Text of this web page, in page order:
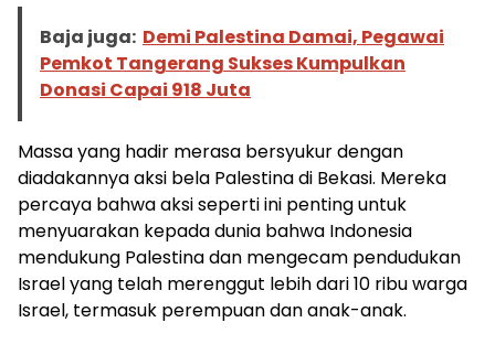
Baja juga: Demi Palestina Damai, Pegawai
Pemkot Tangerang Sukses Kumpulkan
Donasi Capai 918 Juta
Massa yang hadir merasa bersyukur dengan
diadakannya aksi bela Palestina di Bekasi. Mereka
percaya bahwa aksi seperti ini penting untuk
menyuarakan kepada dunia bahwa Indonesia
mendukung Palestina dan mengecam pendudukan
Israel yang telah merenggut lebih dari 10 ribu warga
Israel, termasuk perempuan dan anak-anak.